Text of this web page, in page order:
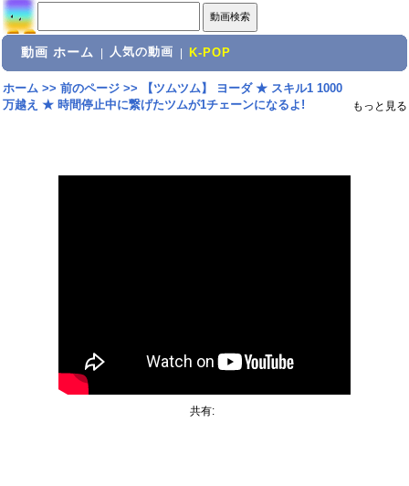
動画 ホーム 人気の動画 K-POP
ホーム>> 前のページ>>
【ツムツム】 ヨーダ ★ スキル1 1000
万越え ★ 時間停止中に繋げたツムが1チェーンになるよ!
もっと見る
共有: